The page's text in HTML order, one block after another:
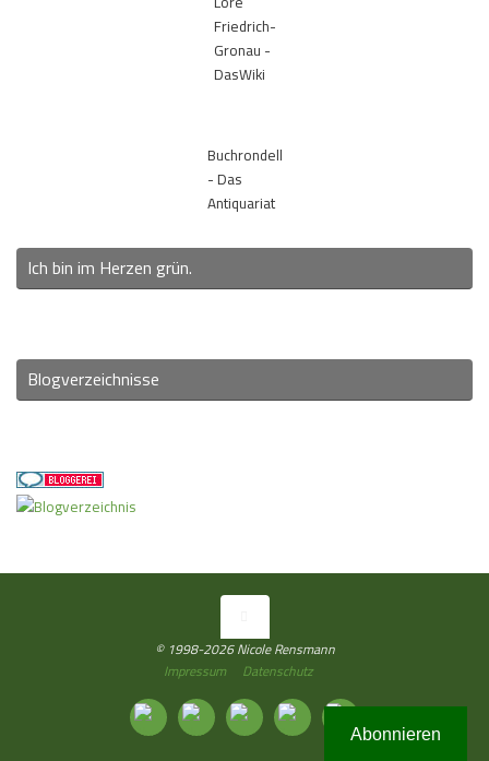
Friedrich-
Gronau -
DasWiki
Buchrondell
- Das
Antiquariat
Ich bin im Herzen grün.
Blogverzeichnisse
© 1998-2026 Nicole Rensmann
Impressum
Datenschutz
Abonnieren